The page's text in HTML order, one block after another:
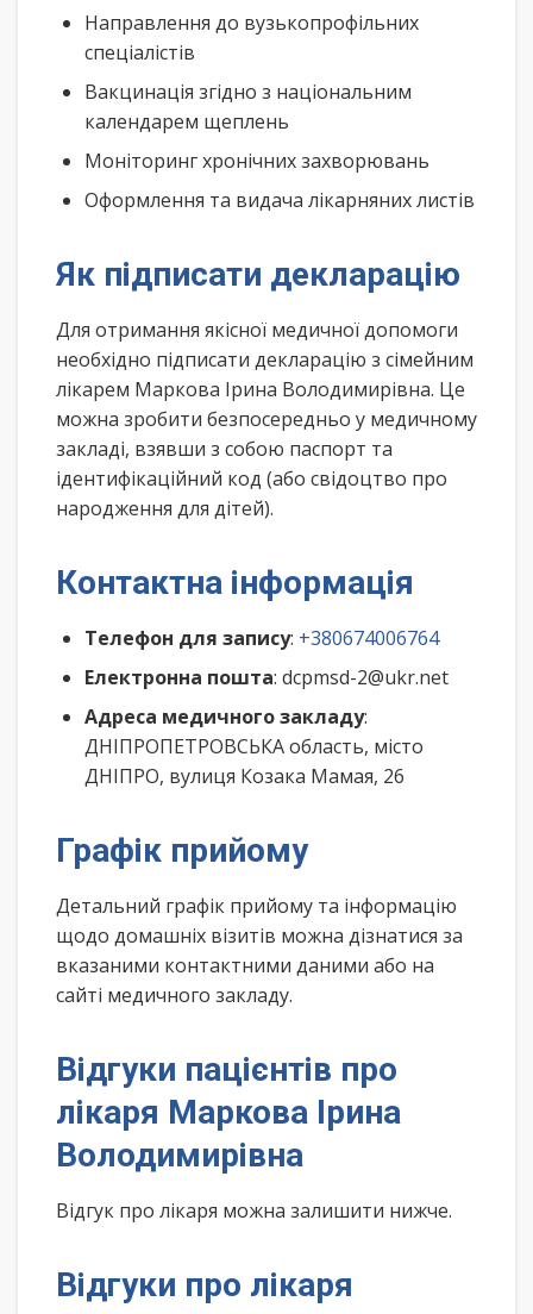
Направлення до вузькопрофільних
спеціалістів
Вакцинація згідно з національним
календарем щеплень
Моніторинг хронічних захворювань
Оформлення та видача лікарняних листів
Як підписати декларацію
Для отримання якісної медичної допомоги
необхідно підписати декларацію з сімейним
лікарем Маркова Ірина Володимирівна. Це
можна зробити безпосередньо у медичному
закладі, взявши з собою паспорт та
ідентифікаційний код (або свідоцтво про
народження для дітей).
Контактна інформація
Телефон для запису: +380674006764
Електронна пошта: dcpmsd-2@ukr.net
Адреса медичного закладу:
ДНІПРОПЕТРОВСЬКА область, місто
ДНІПРО, вулиця Козака Мамая, 26
Графік прийому
Детальний графік прийому та інформацію
щодо домашніх візитів можна дізнатися за
вказаними контактними даними або на
сайті медичного закладу.
Відгуки пацієнтів про
лікаря Маркова Ірина
Володимирівна
Відгук про лікаря можна залишити нижче.
Відгуки про лікаря